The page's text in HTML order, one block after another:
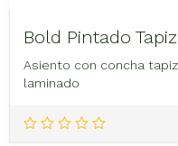
Bold Pintado
Asiento con concha
laminado